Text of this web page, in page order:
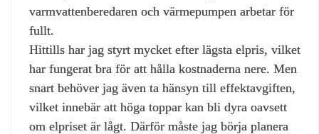
varmvattenberedaren och värmepumpen arbetar för
fullt.
Hittills har jag styrt mycket efter lägsta elpris, vilket
har fungerat bra för att hålla kostnaderna nere. Men
snart behöver jag även ta hänsyn till effektavgiften,
vilket innebär att höga toppar kan bli dyra oavsett
om elpriset är lågt. Därför måste jag börja planera